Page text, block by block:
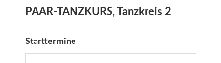
PAAR-TANZKURS, Tanzkreis 2
Starttermine